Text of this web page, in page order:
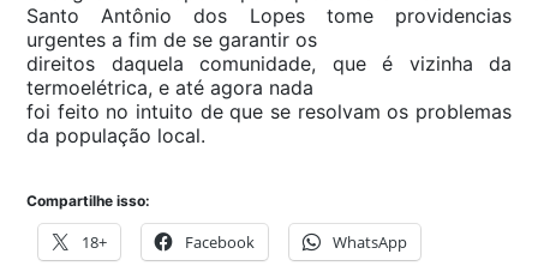
Santo Antônio dos Lopes tome providencias
urgentes a fim de se garantir os
direitos daquela comunidade, que é vizinha da
termoelétrica, e até agora nada
foi feito no intuito de que se resolvam os problemas
da população local.
Compartilhe isso:
18+ Facebook WhatsApp